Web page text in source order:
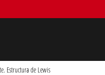
Estructura de Lewis